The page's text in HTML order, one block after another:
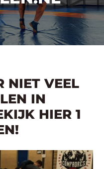
NIET VEEL
IN
HIER 1